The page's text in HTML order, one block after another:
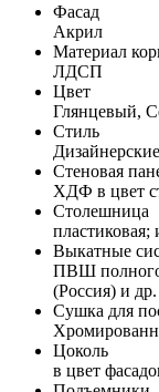
Фасад
Акрил
Материал
ЛДСП
Цвет
Глянцевый,
Стиль
Стеновая
ХДФ в цвет
Столешница
пластиковая;
Выкатные
ПВШ полного
(Россия) и др.
Сушка для
Цоколь
в цвет